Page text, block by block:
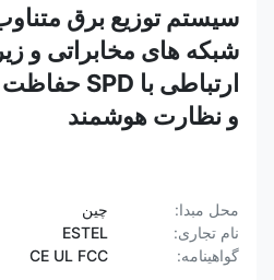
سیستم توزیع برق
شبکه های مخابراتی و
و نظارت هوشمند
محل مبدا:
چین
نام تجاری:
ESTEL
گواهینامه:
CE UL FCC